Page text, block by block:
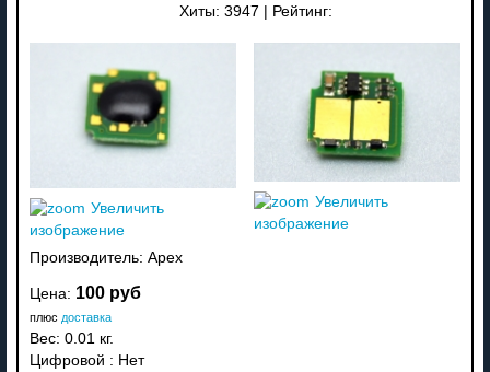
Хиты: 3947 Рейтинг:
Увеличить
изображение
Увеличить
изображение
Производитель: Apex
Цена: 100 руб
плюс доставка
Вес: 0.01 кг.
Цифровой : Нет